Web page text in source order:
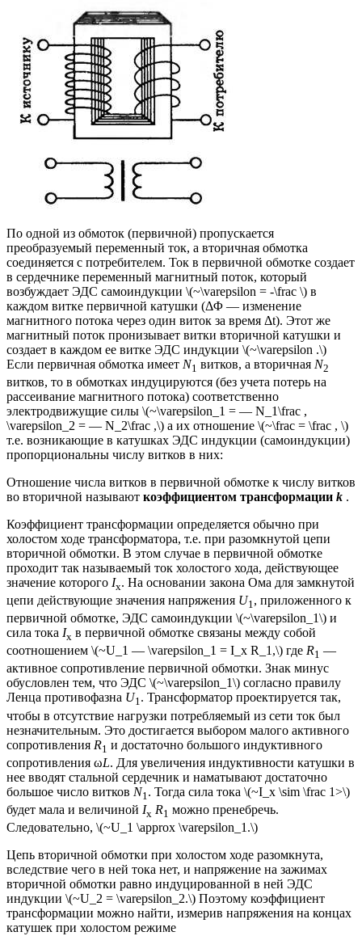
По одной из обмоток (первичной) пропускается
преобразуемый переменный ток, а вторичная обмотка
соединяется с потребителем. Ток в первичной обмотке создает
в сердечнике переменный магнитный поток, который
возбуждает ЭДС самоиндукции \(~\varepsilon = -\frac \) в
каждом витке первичной катушки (ΔΦ — изменение
магнитного потока через один виток за время Δt). Этот же
магнитный поток пронизывает витки вторичной катушки и
создает в каждом ее витке ЭДС индукции \(~\varepsilon .\)
Если первичная обмотка имеет N1 витков, а вторичная N2
витков, то в обмотках индуцируются (без учета потерь на
рассеивание магнитного потока) соответственно
электродвижущие силы \(~\varepsilon_1 = — N_1\frac ,
\varepsilon_2 = — N_2\frac ,\) а их отношение \(~\frac = \frac , \)
т.е. возникающие в катушках ЭДС индукции (самоиндукции)
пропорциональны числу витков в них:
Отношение числа витков в первичной обмотке к числу витков
во вторичной называют коэффициентом трансформации k .
Коэффициент трансформации определяется обычно при
холостом ходе трансформатора, т.е. при разомкнутой цепи
вторичной обмотки. В этом случае в первичной обмотке
проходит так называемый ток холостого хода, действующее
значение которого Ix. На основании закона Ома для замкнутой
цепи действующие значения напряжения U1, приложенного к
первичной обмотке, ЭДС самоиндукции \(~\varepsilon_1\) и
сила тока Ix в первичной обмотке связаны между собой
соотношением \(~U_1 — \varepsilon_1 = I_x R_1,\) где R1 —
активное сопротивление первичной обмотки. Знак минус
обусловлен тем, что ЭДС \(~\varepsilon_1\) согласно правилу
Ленца противофазна U1. Трансформатор проектируется так,
чтобы в отсутствие нагрузки потребляемый из сети ток был
незначительным. Это достигается выбором малого активного
сопротивления R1 и достаточно большого индуктивного
сопротивления ωL. Для увеличения индуктивности катушки в
нее вводят стальной сердечник и наматывают достаточно
большое число витков N1. Тогда сила тока \(~I_x \sim \frac 1>\)
будет мала и величиной Ix R1 можно пренебречь.
Следовательно, \(~U_1 \approx \varepsilon_1.\)
Цепь вторичной обмотки при холостом ходе разомкнута,
вследствие чего в ней тока нет, и напряжение на зажимах
вторичной обмотки равно индуцированной в ней ЭДС
индукции \(~U_2 = \varepsilon_2.\) Поэтому коэффициент
трансформации можно найти, измерив напряжения на концах
катушек при холостом режиме